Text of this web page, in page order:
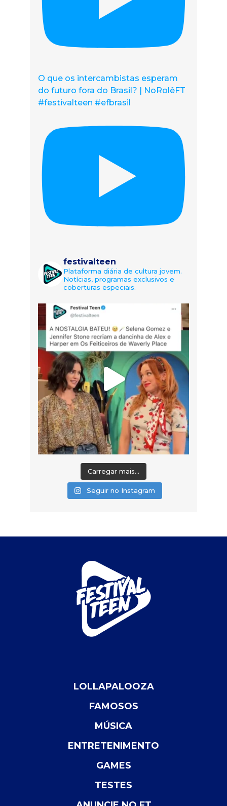
O que os intercambistas esperam
do futuro fora do Brasil? | NoRolêFT
#festivalteen #efbrasil
festivalteen
Plataforma diária de cultura jovem.
Notícias, programas exclusivos e
coberturas especiais.
Carregar mais...
Seguir no Instagram
LOLLAPALOOZA
FAMOSOS
MÚSICA
ENTRETENIMENTO
GAMES
TESTES